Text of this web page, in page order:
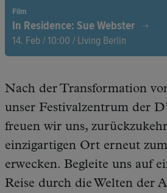
Film
In Residence: Sue Webster
14. Feb / 10:00 / Living Berlin
verborgenen Tunneln, liegt das Erbe
ein unterirdisches Reich schuf.
Nach der Transformation
unser Festivalzentrum der
freuen wir uns,
einzigartigen Ort erneut
erwecken. Begleite uns auf
Reise durch die Welten der